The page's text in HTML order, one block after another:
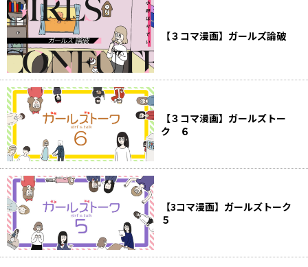
【３コマ漫画】ガールズ論破
【３コマ漫画】ガールズトー
ク ６
【3コマ漫画】ガールズトーク
５